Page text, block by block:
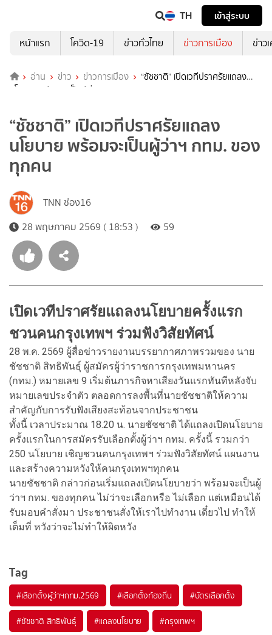
TH
เข้าสู่ระบบ
หน้าแรก
โควิด-19 ข่าวทั่วไทย ข่าวการเมือง ข่าว
อ่าน ข่าว ข่าวการเมือง
“ชัชชาติ” เปิดเวทีปราศรัยแถลง
นโยบาย พร้อมจะเป็นผู้ว่าฯ กทม. ของทุกคน
“ชัชชาติ” เปิดเวทีปราศรัยแถลง
นโยบาย พร้อมจะเป็นผู้ว่าฯ กทม. ของ
ทุกคน
TNN ช่อง16
28 พฤษภาคม 2569 ( 18:53 )
59
เปิดเวทีปราศรัยแถลงนโยบายครั้งแรก
ชวนคนกรุงเทพฯ ร่วมฟังวิสัยทัศน์
28 พ.ค. 2569 ผู้สื่อข่าวรายงานบรรยากาศภาพรวมของ นาย
ชัชชาติ สิทธิพันธุ์ ผู้สมัครผู้ว่าราชการกรุงเทพมหานคร
(กทม.) หมายเลข 9 เริ่มต้นภารกิจหาเสียงวันแรกทันทีหลังจับ
หมายเลขประจำตัว ตลอดการลงพื้นที่นายชัชชาติให้ความ
สำคัญกับการรับฟังเสียงสะท้อนจากประชาชน
ทั้งนี้ เวลาประมาณ 18.20 น. นายชัชชาติ ได้แถลงเปิดนโยบาย
ครั้งแรกในการสมัครรับเลือกตั้งผู้ว่าฯ กทม. ครั้งนี้ รวมกว่า
250 นโยบาย เชิญชวนคนกรุงเทพฯ ร่วมฟังวิสัยทัศน์ แผนงาน
และสร้างความหวังให้คนกรุงเทพฯทุกคน
นายชัชชาติ กล่าวก่อนเริ่มแถลงเปิดนโยบายว่า พร้อมจะเป็นผู้
ว่าฯ กทม. ของทุกคน ไม่ว่าจะเลือกหรือ ไม่เลือก แต่เหมือนได้
รับมอบคำสั่งมา ประชาชนสั่งให้เราไปทำงาน เดี๋ยวไป ทำให้
เต็มที่ หวังว่าจะไม่ทำให้ผิดหวัง
Tag
#เลือกตั้งผู้ว่าฯกทม.2569 #เลือกตั้งท้องถิ่น #บัตรเลือกตั้ง
#ชัชชาติ สิทธิพันธุ์ #แถลงนโยบาย #กรุงเทพฯ